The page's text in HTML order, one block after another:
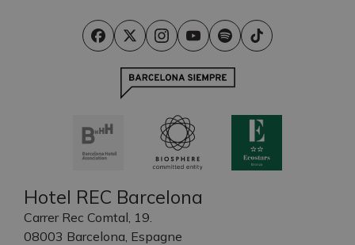
Hotel REC Barcelona
Carrer Rec Comtal, 19.
08003 Barcelona, Espagne